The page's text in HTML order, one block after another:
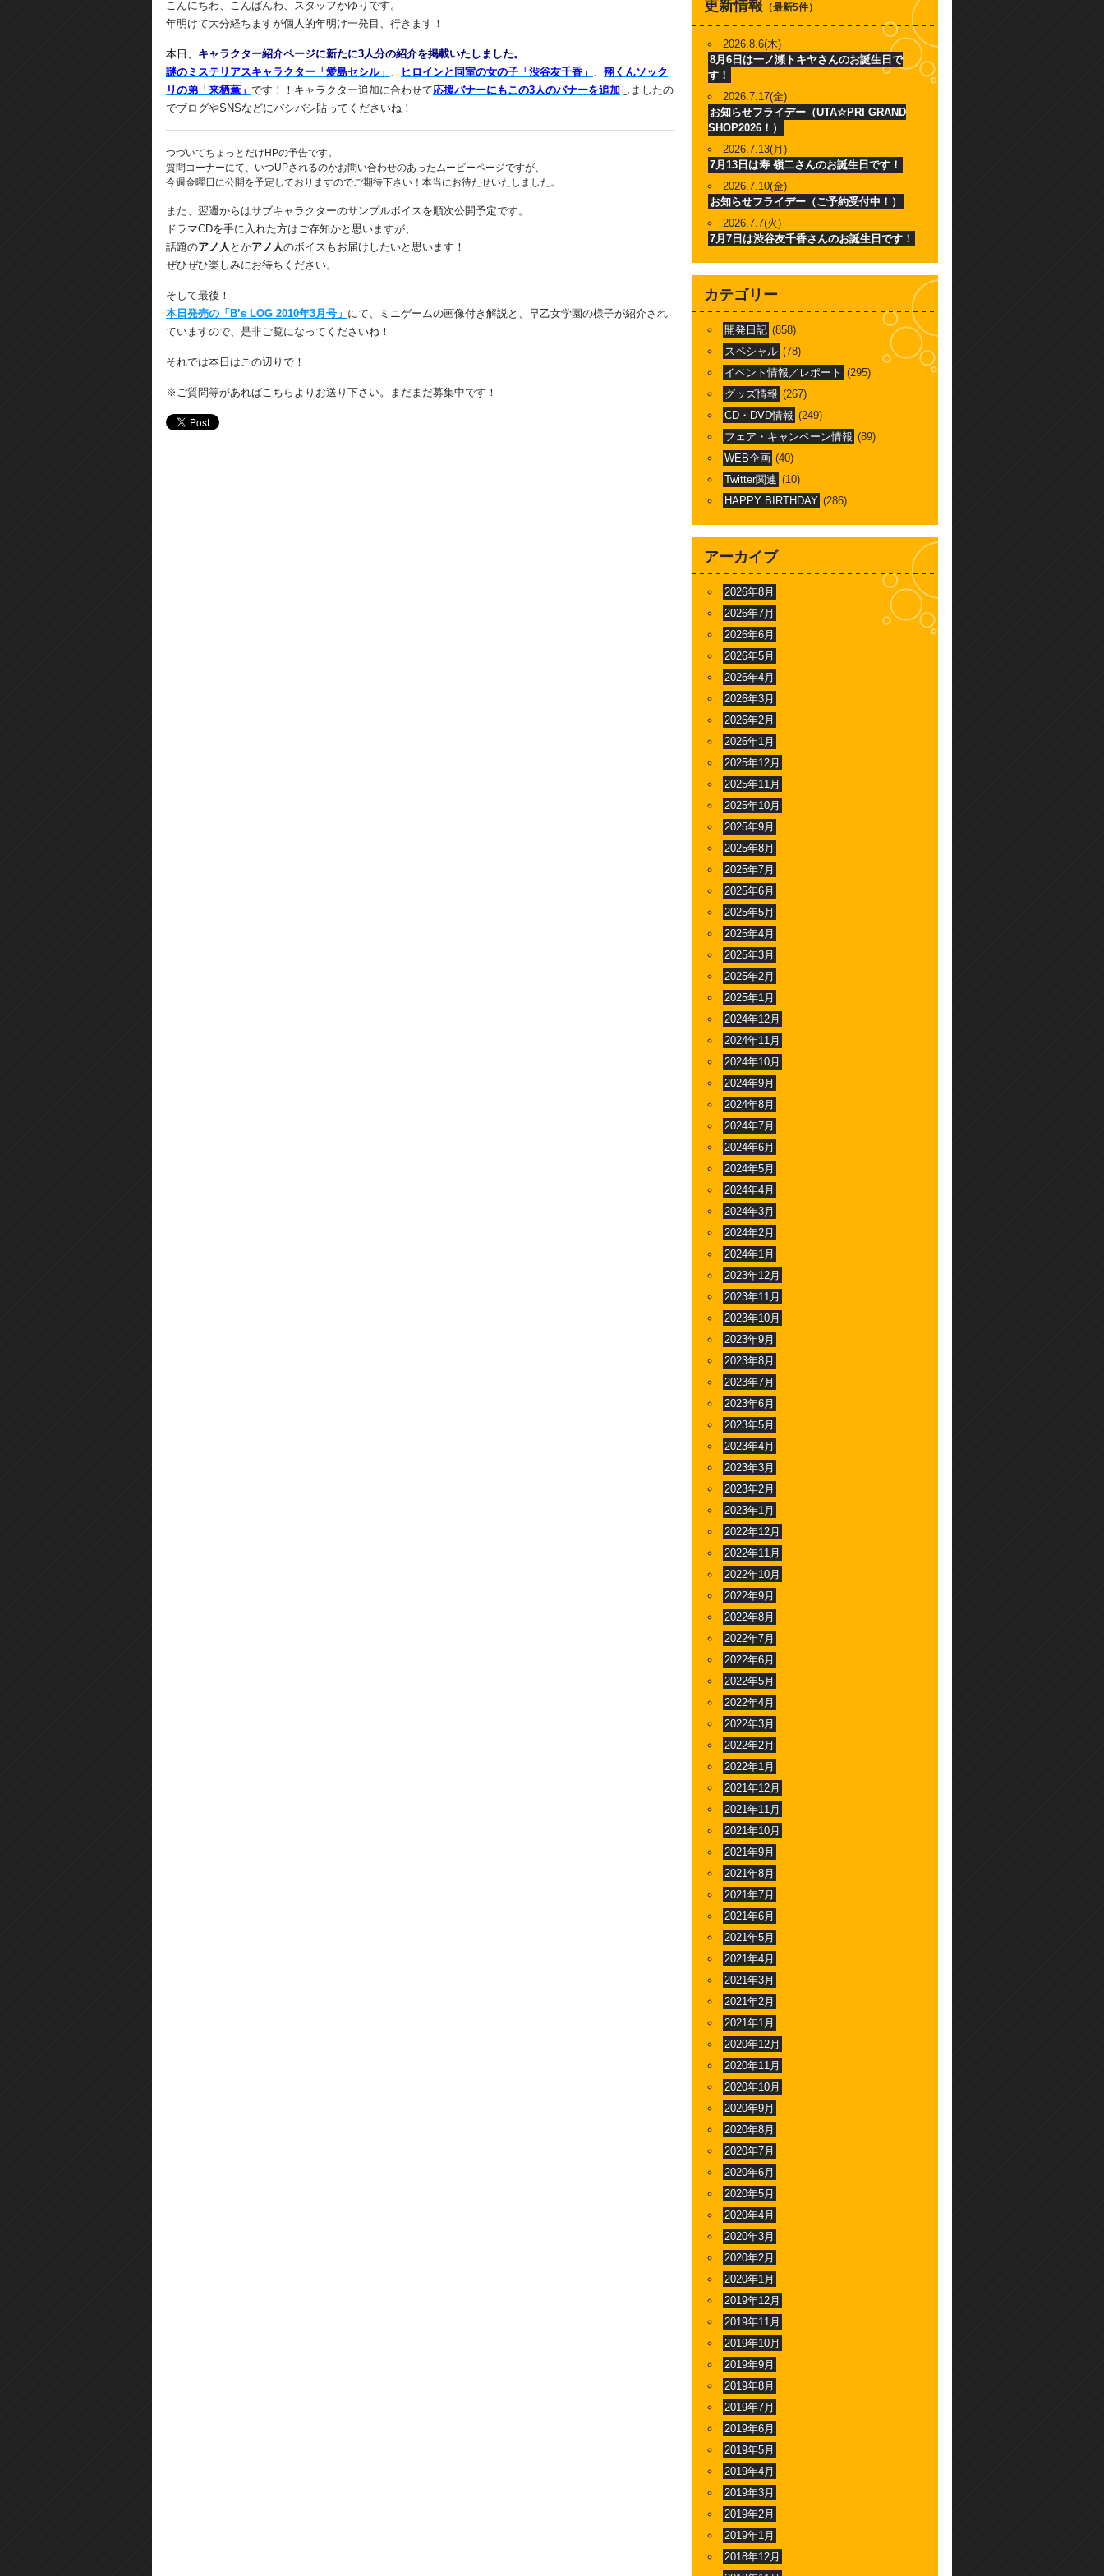
こんにちわ、こんばんわ、スタッフかゆりです。
年明けて大分経ちますが個人的年明け一発目、行きます！
本日、 キャラクター紹介ページに新たに3人分の紹介を掲載いたしました。
謎のミステリアスキャラクター「愛島セシル」 、 ヒロインと同室の女の子「渋谷友千香」 、 翔くんソック
リの弟「来栖薫」 です！！キャラクター追加に合わせて応援バナーにもこの3人のバナーを追加しましたの
でブログやSNSなどにバシバシ貼ってくださいね！
つづいてちょっとだけHPの予告です。
質問コーナーにて、いつUPされるのかお問い合わせのあったムービーページですが、
今週金曜日に公開を予定しておりますのでご期待下さい！本当にお待たせいたしました。
また、翌週からはサブキャラクターのサンプルボイスを順次公開予定です。
ドラマCDを手に入れた方はご存知かと思いますが、
話題のアノ人 とかアノ人のボイスもお届けしたいと思います！
ぜひぜひ楽しみにお待ちください。
そして最後！
本日発売の「B’s LOG 2010年3月号」 にて、ミニゲームの画像付き解説と、早乙女学園の様子が紹介され
ていますので、是非ご覧になってくださいね！
それでは本日はこの辺りで！
※ご質問等があればこちらよりお送り下さい。まだまだ募集中です！
更新情報 （最新5件）
2026.8.6(木)
8月6日は一ノ瀬トキヤさんのお誕生日で
す！
2026.7.17(金)
お知らせフライデー（UTA☆PRI GRAND
SHOP2026！）
2026.7.13(月)
7月13日は寿 嶺二さんのお誕生日です！
2026.7.10(金)
お知らせフライデー（ご予約受付中！）
2026.7.7(火)
7月7日は渋谷友千香さんのお誕生日です！
カテゴリー
開発日記 (858)
スペシャル (78)
イベント情報／レポート (295)
グッズ情報 (267)
CD・DVD情報 (249)
フェア・キャンペーン情報 (89)
WEB企画 (40)
Twitter関連 (10)
HAPPY BIRTHDAY (286)
アーカイブ
2026年8月
2026年7月
2026年6月
2026年5月
2026年4月
2026年3月
2026年2月
2026年1月
2025年12月
2025年11月
2025年10月
2025年9月
2025年8月
2025年7月
2025年6月
2025年5月
2025年4月
2025年3月
2025年2月
2025年1月
2024年12月
2024年11月
2024年10月
2024年9月
2024年8月
2024年7月
2024年6月
2024年5月
2024年4月
2024年3月
2024年2月
2024年1月
2023年12月
2023年11月
2023年10月
2023年9月
2023年8月
2023年7月
2023年6月
2023年5月
2023年4月
2023年3月
2023年2月
2023年1月
2022年12月
2022年11月
2022年10月
2022年9月
2022年8月
2022年7月
2022年6月
2022年5月
2022年4月
2022年3月
2022年2月
2022年1月
2021年12月
2021年11月
2021年10月
2021年9月
2021年8月
2021年7月
2021年6月
2021年5月
2021年4月
2021年3月
2021年2月
2021年1月
2020年12月
2020年11月
2020年10月
2020年9月
2020年8月
2020年7月
2020年6月
2020年5月
2020年4月
2020年3月
2020年2月
2020年1月
2019年12月
2019年11月
2019年10月
2019年9月
2019年8月
2019年7月
2019年6月
2019年5月
2019年4月
2019年3月
2019年2月
2019年1月
2018年12月